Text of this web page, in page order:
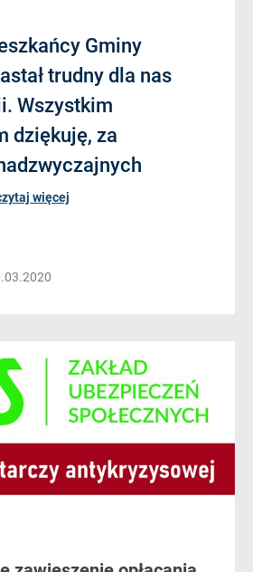
Gminy
trudny dla nas
Wszystkim
dziękuję, za
więcej